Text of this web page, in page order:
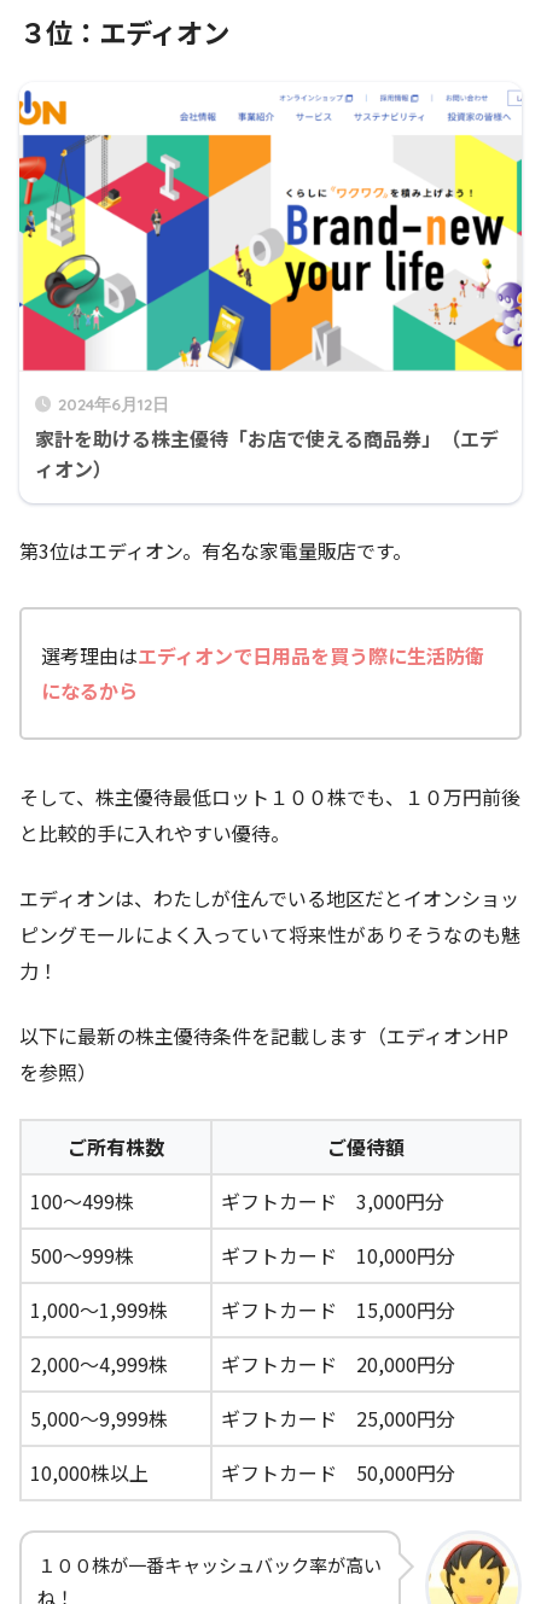
３位：エディオン
2024年6月12日
家計を助ける株主優待「お店で使える商品券」（エデ
ィオン）
第3位はエディオン。有名な家電量販店です。
選考理由はエディオンで日用品を買う際に生活防衛
になるから
そして、株主優待最低ロット１００株でも、１０万円前後
と比較的手に入れやすい優待。
エディオンは、わたしが住んでいる地区だとイオンショッ
ピングモールによく入っていて将来性がありそうなのも魅
力！
以下に最新の株主優待条件を記載します（エディオンHP
を参照）
ご所有株数
ご優待額
100～499株
ギフトカード 3,000円分
500～999株
ギフトカード 10,000円分
1,000～1,999株
ギフトカード 15,000円分
2,000～4,999株
ギフトカード 20,000円分
5,000～9,999株
ギフトカード 25,000円分
10,000株以上
ギフトカード 50,000円分
１００株が一番キャッシュバック率が高い
ね！